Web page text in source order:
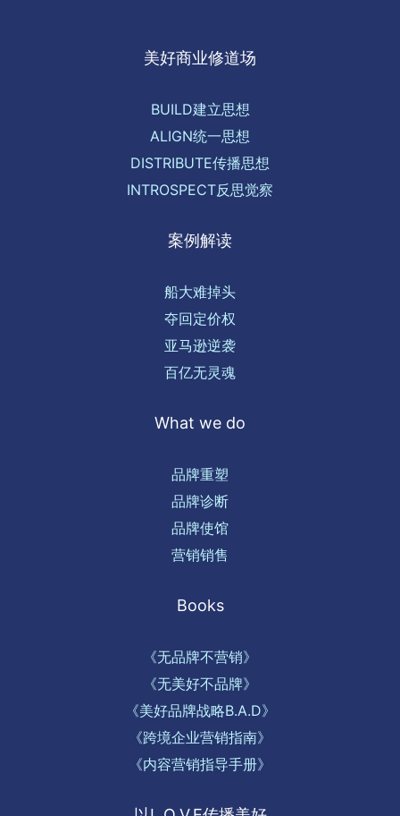
美好商业修道场
BUILD建立思想
ALIGN统一思想
DISTRIBUTE传播思想
INTROSPECT反思觉察
案例解读
船大难掉头
夺回定价权
亚马逊逆袭
百亿无灵魂
What we do
品牌重塑
品牌诊断
品牌使馆
营销销售
Books
《无品牌不营销》
《无美好不品牌》
《美好品牌战略B.A.D》
《跨境企业营销指南》
《内容营销指导手册》